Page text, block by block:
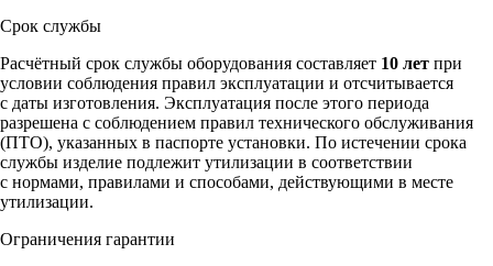
Срок службы
Расчётный срок службы оборудования составляет 10 лет при
условии соблюдения правил эксплуатации и отсчитывается
с даты изготовления. Эксплуатация после этого периода
разрешена с соблюдением правил технического обслуживания
(ПТО), указанных в паспорте установки. По истечении срока
службы изделие подлежит утилизации в соответствии
с нормами, правилами и способами, действующими в месте
утилизации.
Ограничения гарантии